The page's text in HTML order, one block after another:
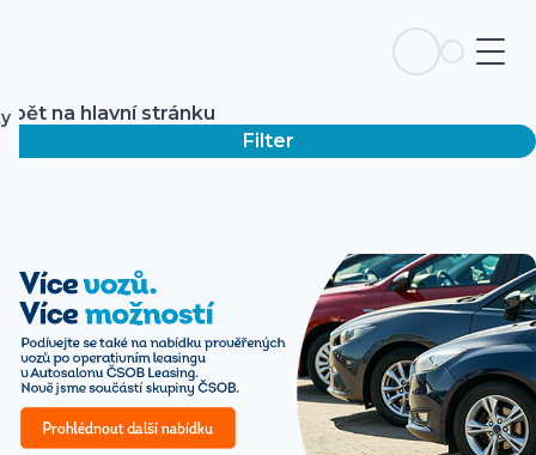
Zpět na hlavní stránku
Filter